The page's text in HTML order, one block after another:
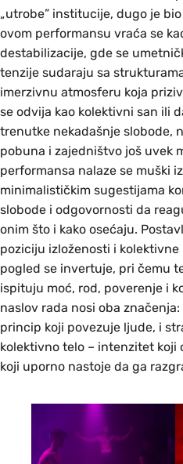
„utrobe” institucije, dugo je
ovom performansu vraća se
destabilizacije, gde se
tenzije sudaraju sa
imerzivnu atmosferu koja
se odvija kao kolektivni san ili
trenutke nekadašnje slobode,
pobuna i zajedništvo još uvek
performansa nalaze se muški
minimalističkim sugestijama
slobode i odgovornosti da
onim što i kako osećaju.
poziciju izloženosti i
pogled se invertuje, pri čemu
ispituju moć, rod, poverenje i
naslov rada nosi oba
princip koji povezuje ljude, i
kolektivno telo – intenzitet koji
koji uporno nastoje da ga